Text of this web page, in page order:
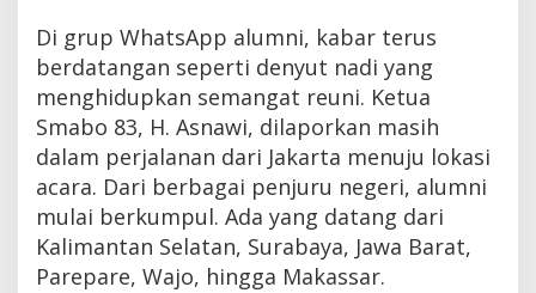
Di grup WhatsApp alumni, kabar terus
berdatangan seperti denyut nadi yang
menghidupkan semangat reuni. Ketua
Smabo 83, H. Asnawi, dilaporkan masih
dalam perjalanan dari Jakarta menuju lokasi
acara. Dari berbagai penjuru negeri, alumni
mulai berkumpul. Ada yang datang dari
Kalimantan Selatan, Surabaya, Jawa Barat,
Parepare, Wajo, hingga Makassar.